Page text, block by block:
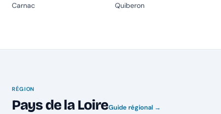
Carnac Quiberon
RÉGION
Pays de la LoireGuide régional →